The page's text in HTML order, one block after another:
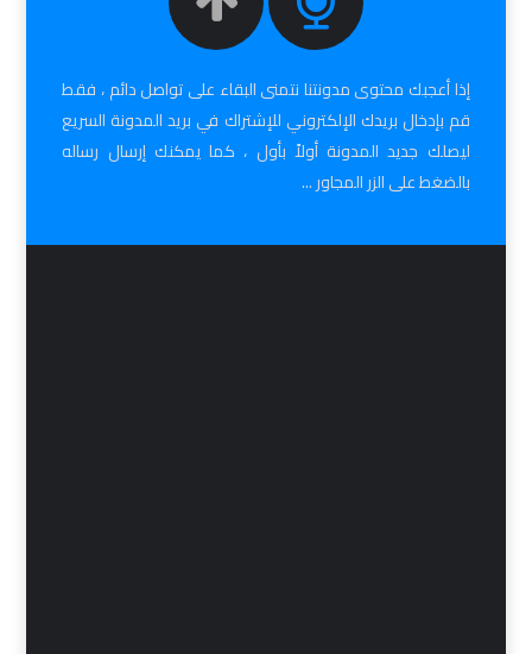
إذا أعجبك محتوى مدونتنا نتمنى البقاء على تواصل دائم ، فقط
قم بإدخال بريدك الإلكتروني للإشتراك في بريد المدونة السريع
ليصلك جديد المدونة أولاً بأول ، كما يمكنك إرسال رساله
بالضغط على الزر المجاور ...